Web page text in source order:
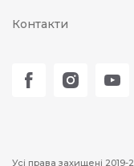
Контакти
Усі права захищені 2019-